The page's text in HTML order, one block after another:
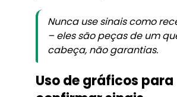
Nunca use sinais como
– eles são peças de um
cabeça, não garantias.
Uso de gráficos para